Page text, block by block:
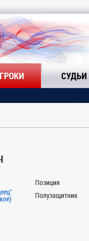
СУДЬИ
Позиция
Полузащитник